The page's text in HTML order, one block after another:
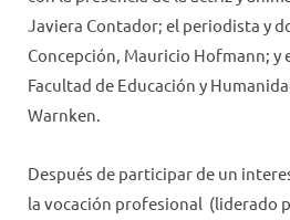
Javiera Contador; el periodista y
Concepción, Mauricio Hofmann; y
Facultad de Educación y
Warnken.
Después de participar de un
la vocación profesional (liderado